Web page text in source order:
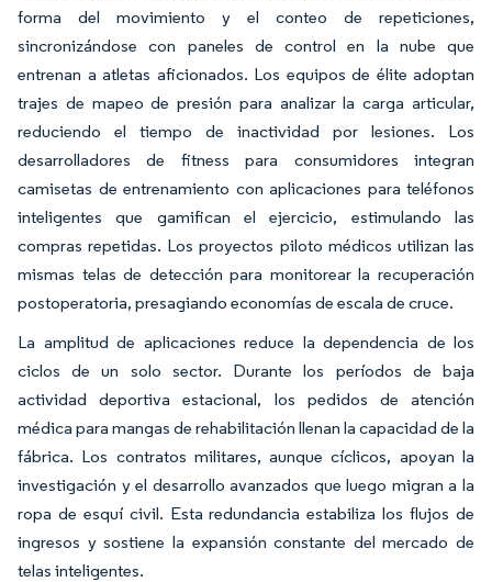
forma del movimiento y el conteo de repeticiones,
sincronizándose con paneles de control en la nube que
entrenan a atletas aficionados. Los equipos de élite adoptan
trajes de mapeo de presión para analizar la carga articular,
reduciendo el tiempo de inactividad por lesiones. Los
desarrolladores de fitness para consumidores integran
camisetas de entrenamiento con aplicaciones para teléfonos
inteligentes que gamifican el ejercicio, estimulando las
compras repetidas. Los proyectos piloto médicos utilizan las
mismas telas de detección para monitorear la recuperación
postoperatoria, presagiando economías de escala de cruce.
La amplitud de aplicaciones reduce la dependencia de los
ciclos de un solo sector. Durante los períodos de baja
actividad deportiva estacional, los pedidos de atención
médica para mangas de rehabilitación llenan la capacidad de la
fábrica. Los contratos militares, aunque cíclicos, apoyan la
investigación y el desarrollo avanzados que luego migran a la
ropa de esquí civil. Esta redundancia estabiliza los flujos de
ingresos y sostiene la expansión constante del mercado de
telas inteligentes.